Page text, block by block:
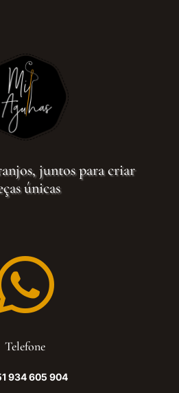
juntos para criar
únicas
Telefone
934 605 904